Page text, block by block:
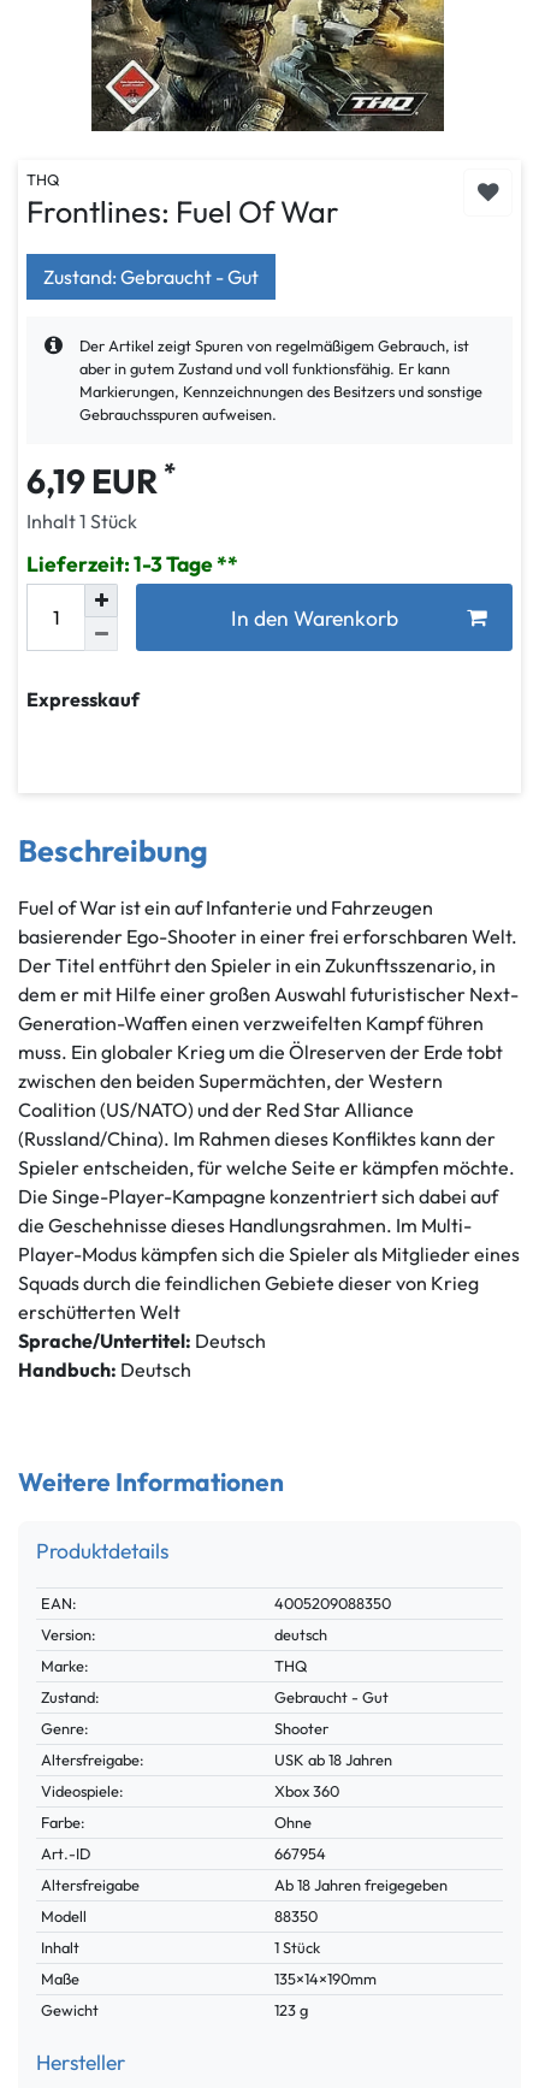
THQ
Frontlines: Fuel Of War
Zustand: Gebraucht - Gut
Der Artikel zeigt Spuren von regelmäßigem Gebrauch, ist
aber in gutem Zustand und voll funktionsfähig. Er kann
Markierungen, Kennzeichnungen des Besitzers und sonstige
Gebrauchsspuren aufweisen.
6,19 EUR *
Inhalt1 Stück
Lieferzeit: 1-3 Tage
In den Warenkorb
Expresskauf
Beschreibung
Fuel of War ist ein auf Infanterie und Fahrzeugen
basierender Ego-Shooter in einer frei erforschbaren Welt.
Der Titel entführt den Spieler in ein Zukunftsszenario, in
dem er mit Hilfe einer großen Auswahl futuristischer Next-
Generation-Waffen einen verzweifelten Kampf führen
muss. Ein globaler Krieg um die Ölreserven der Erde tobt
zwischen den beiden Supermächten, der Western
Coalition (US/NATO) und der Red Star Alliance
(Russland/China). Im Rahmen dieses Konfliktes kann der
Spieler entscheiden, für welche Seite er kämpfen möchte.
Die Singe-Player-Kampagne konzentriert sich dabei auf
die Geschehnisse dieses Handlungsrahmen. Im Multi-
Player-Modus kämpfen sich die Spieler als Mitglieder eines
Squads durch die feindlichen Gebiete dieser von Krieg
erschütterten Welt
Sprache/Untertitel: Deutsch
Handbuch: Deutsch
Weitere Informationen
Produktdetails
Technisches
Merkmal
Wert
EAN:
4005209088350
Version:
deutsch
Marke:
THQ
Zustand:
Gebraucht - Gut
Genre:
Shooter
Altersfreigabe:
USK ab 18 Jahren
Videospiele:
Xbox 360
Farbe:
Ohne
Technisches
Merkmal
Wert
Art.-ID
667954
Altersfreigabe
Ab 18 Jahren freigegeben
Modell
88350
Inhalt
1 Stück
Maße
135×14×190mm
Gewicht
123 g
Hersteller